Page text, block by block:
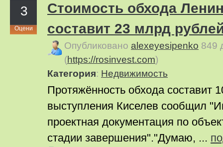
3
Оцени
Стоимость обхода
составит 23 млрд
Опубликовано alexeyesipenko 849
(https://rosinvest.com)
Категория: Недвижимость
Протяжённость обхода составит
выступления Киселев сообщил
проектная документация по
стадии завершения"."Думаю, ...